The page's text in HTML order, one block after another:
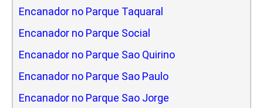
Encanador no Parque Taquaral
Encanador no Parque Social
Encanador no Parque Sao Quirino
Encanador no Parque Sao Paulo
Encanador no Parque Sao Jorge